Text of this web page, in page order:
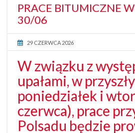
PRACE BITUMICZNE
30/06
29 CZERWCA 2026
W związku z
upałami, w przyszły
poniedziałek i
czerwca), prace
Polsadu będzie